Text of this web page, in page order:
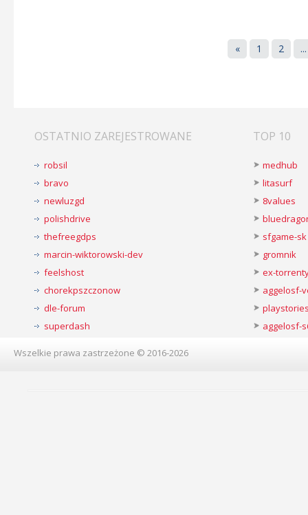
« 1 2 ...
OSTATNIO ZAREJESTROWANE
robsil
bravo
newluzgd
polishdrive
thefreegdps
marcin-wiktorowski-dev
feelshost
chorekpszczonow
dle-forum
superdash
TOP 10
medhub
litasurf
8values
sfgame-sk
gromnik
ex-
aggelosf-
aggelosf-
Wszelkie prawa zastrzeżone © 2016-2026